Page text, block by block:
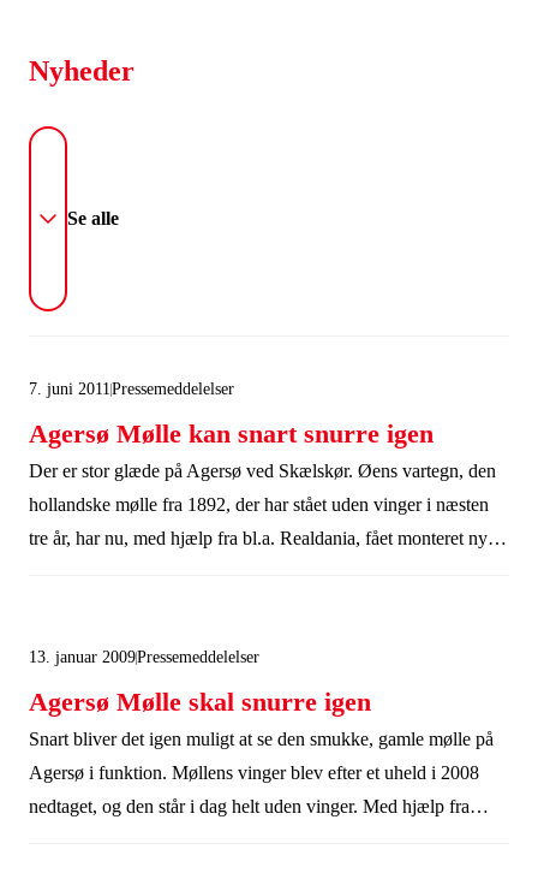
Nyheder
Se alle
7. juni 2011Pressemeddelelser
Agersø Mølle kan snart snurre igen
Der er stor glæde på Agersø ved Skælskør. Øens vartegn, den
hollandske mølle fra 1892, der har stået uden vinger i næsten
tre år, har nu, med hjælp fra bl.a. Realdania, fået monteret nye
13. januar 2009Pressemeddelelser
Agersø Mølle skal snurre igen
Snart bliver det igen muligt at se den smukke, gamle mølle på
Agersø i funktion. Møllens vinger blev efter et uheld i 2008
nedtaget, og den står i dag helt uden vinger. Med hjælp fra